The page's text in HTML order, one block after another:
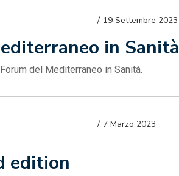
in Sanità
19 Settembre 2023
del Mediterraneo in Sanità.
edition
7 Marzo 2023